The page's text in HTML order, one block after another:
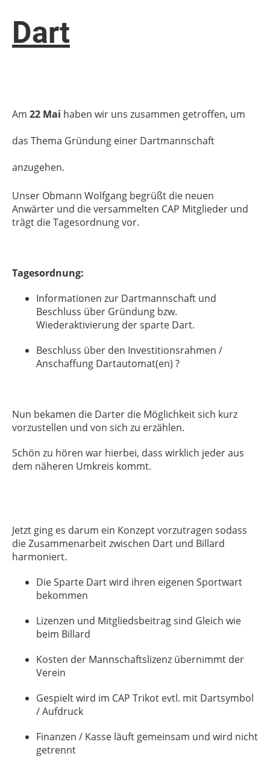
Dart
Am 22 Mai haben wir uns zusammen getroffen, um
das Thema Gründung einer Dartmannschaft
anzugehen.
Unser Obmann Wolfgang begrüßt die neuen
Anwärter und die versammelten CAP Mitglieder und
trägt die Tagesordnung vor.
Tagesordnung:
Informationen zur Dartmannschaft und
Beschluss über Gründung bzw.
Wiederaktivierung der sparte Dart.
Beschluss über den Investitionsrahmen /
Anschaffung Dartautomat(en) ?
Nun bekamen die Darter die Möglichkeit sich kurz
vorzustellen und von sich zu erzählen.
Schön zu hören war hierbei, dass wirklich jeder aus
dem näheren Umkreis kommt.
Jetzt ging es darum ein Konzept vorzutragen sodass
die Zusammenarbeit zwischen Dart und Billard
harmoniert.
Die Sparte Dart wird ihren eigenen Sportwart
bekommen
Lizenzen und Mitgliedsbeitrag sind Gleich wie
beim Billard
Kosten der Mannschaftslizenz übernimmt der
Verein
Gespielt wird im CAP Trikot evtl. mit Dartsymbol
/ Aufdruck
Finanzen / Kasse läuft gemeinsam und wird nicht
getrennt